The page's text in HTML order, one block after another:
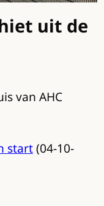
uit de
van AHC
start(04-10-